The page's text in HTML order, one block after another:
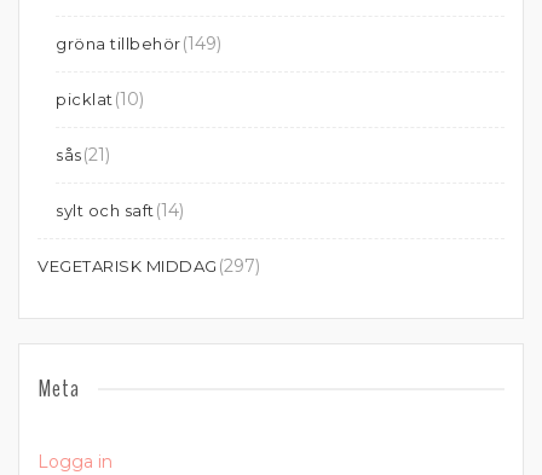
gröna tillbehör(149)
picklat (10)
sås(21)
sylt och saft (14)
VEGETARISK MIDDAG (297)
Meta
Logga in